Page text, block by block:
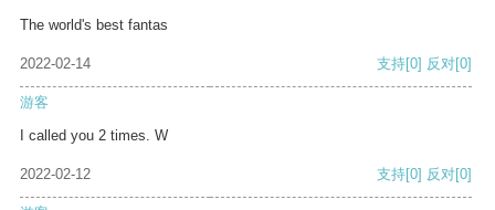
The world's best fantas
2022-02-14 支持[0] 反对[0]
游客
I called you 2 times. W
2022-02-12 支持[0] 反对[0]